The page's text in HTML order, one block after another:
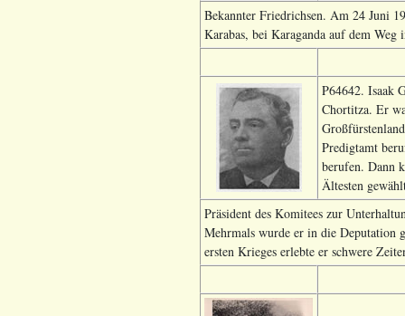
Bekannter Friedrichsen. Am 24 Juni
Karabas, bei Karaganda auf dem Weg
P64642. Isaak
Chortitza. Er
Predigtamt
berufen. Dann
Ältesten
Präsident des Komitees zur
Mehrmals wurde er in die Deputation
ersten Krieges erlebte er schwere